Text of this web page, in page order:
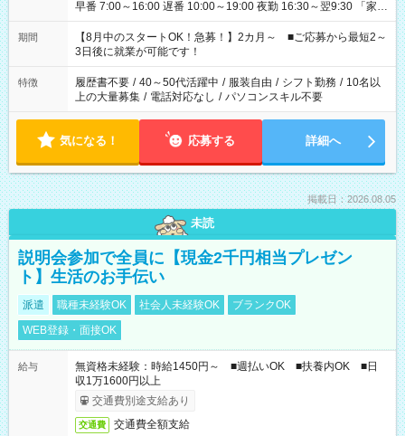
早番 7:00～16:00 遅番 10:00～19:00 夜勤 16:30～翌9:30 「家族
と休みを合わせたい」 「余裕を持って夕飯の準備がしたい」
「できれば残業はしたくない」 など、ご希望を教えてください
ね。 ※Wワーク希望の方へ 今ご覧のお仕事で希望する勤務時間
と、もう1つのお仕事の勤務時間。 合計で週40時間を超える場
合は応募できません。
期間
【8月中のスタートOK！急募！】2カ月～ ■ご応募から最短2～
3日後に就業が可能です！
特徴 履歴書不要 / 40～50代活躍中 / 服装自由 / シフト勤務 / 10名以
上の大量募集 / 電話対応なし / パソコンスキル不要
気になる！ 応募する 詳細へ
掲載日：2026.08.05
未読
説明会参加で全員に【現金2千円相当プレゼン
ト】生活のお手伝い
派遣 職種未経験OK 社会人未経験OK
ブランクOK
WEB登録・面接OK
給与
無資格未経験：時給1450円～ ■週払いOK ■扶養内OK ■日
収1万1600円以上
交通費別途支給あり
交通費 交通費全額支給